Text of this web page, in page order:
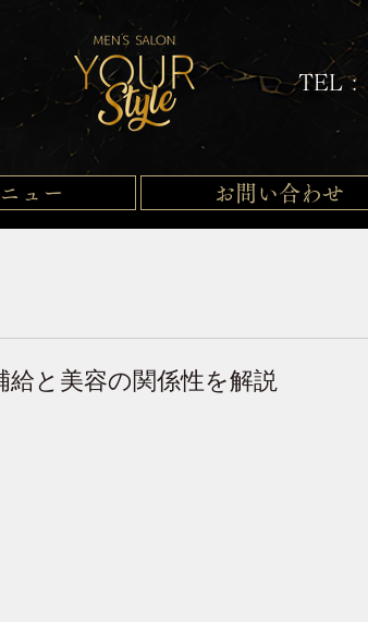
TEL :
ュー お問い合わせ
給と美容の関係性を解説